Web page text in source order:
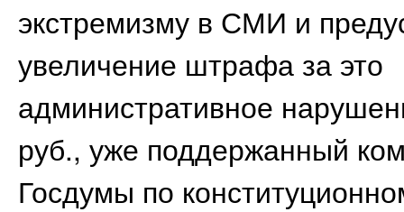
экстремизму в СМИ и
увеличение штрафа за это
административное
руб., уже поддержанный
Госдумы по